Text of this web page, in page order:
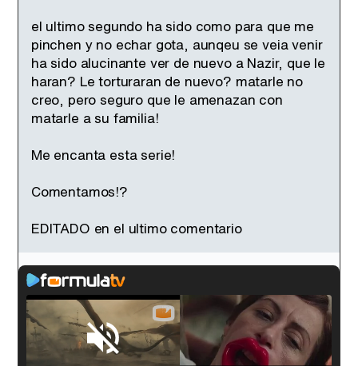
el ultimo segundo ha sido como para que me
pinchen y no echar gota, aunqeu se veia venir
ha sido alucinante ver de nuevo a Nazir, que le
haran? Le torturaran de nuevo? matarle no
creo, pero seguro que le amenazan con
matarle a su familia!
Me encanta esta serie!
Comentamos!?
EDITADO en el ultimo comentario
Loaded: